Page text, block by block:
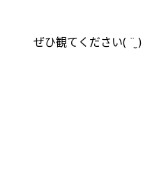
ぜひ観てください( ¨̮ )